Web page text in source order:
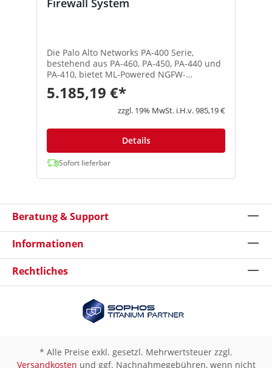
Firewall System
Die Palo Alto Networks PA-400 Serie,
bestehend aus PA-460, PA-450, PA-440 und
PA-410, bietet ML-Powered NGFW-
Funktionen für
verteilte Unternehmensniederlassungen,
Einzelhandelsstandorte
und mittelständische Unternehmen.
Highlights Die weltweit erste ML-gestützte
NGFW Umfasst eine Reihe von
Leistungsanforderungen für das verteilte
Unternehmen mit einer breiten
einschließlich nicht verwalteter IoT-Geräte,
ohne die Notwendigkeit zusätzliche
Verfügbarkeit mit Aktiv/Aktiv- und
aktiv/passivem Modus Geräuscharmes,
lüfterloses Design mit optionalem
redundantem Netzteil für Zweigstellen und
optionalem Zero Touch Provisioning (ZTP)
Unterstützt die zentralisierte
Administration mit Panorama™ Netzwerk-
Next‑Generation Firewall Das steuernde
Element der PA-400 Serie ist PAN-OS®, die
5.185,19 €*
zzgl. 19% MwSt. i.H.v. 985,19 €
Details
Sofort lieferbar
Beratung & Support
Informationen
Rechtliches
* Alle Preise exkl. gesetzl. Mehrwertsteuer zzgl.
Versandkosten und ggf. Nachnahmegebühren, wenn nicht